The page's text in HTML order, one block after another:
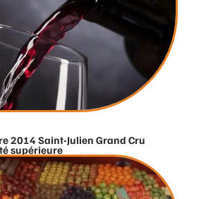
2014 Saint-Julien Grand Cru
supérieure